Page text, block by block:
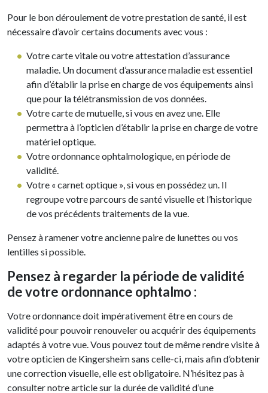
Pour le bon déroulement de votre prestation de santé, il est
nécessaire d’avoir certains documents avec vous :
Votre carte vitale ou votre attestation d’assurance
maladie. Un document d’assurance maladie est essentiel
afin d’établir la prise en charge de vos équipements ainsi
que pour la télétransmission de vos données.
Votre carte de mutuelle, si vous en avez une. Elle
permettra à l’opticien d’établir la prise en charge de votre
matériel optique.
Votre ordonnance ophtalmologique, en période de
validité.
Votre « carnet optique », si vous en possédez un. Il
regroupe votre parcours de santé visuelle et l’historique
de vos précédents traitements de la vue.
Pensez à ramener votre ancienne paire de lunettes ou vos
lentilles si possible.
Pensez à regarder la période de validité
de votre ordonnance ophtalmo :
Votre ordonnance doit impérativement être en cours de
validité pour pouvoir renouveler ou acquérir des équipements
adaptés à votre vue. Vous pouvez tout de même rendre visite à
votre opticien de Kingersheim sans celle-ci, mais afin d’obtenir
une correction visuelle, elle est obligatoire. N’hésitez pas à
consulter notre article sur la durée de validité d’une